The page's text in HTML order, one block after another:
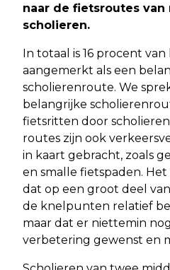
naar de fietsroutes van
scholieren.
In totaal is 16 procent
aangemerkt als een
scholierenroute. We
belangrijke
fietsritten door
routes zijn ook
in kaart gebracht, zoals
en smalle fietspaden.
dat op een groot deel
de knelpunten relatief
maar dat er niettemin
verbetering gewenst en